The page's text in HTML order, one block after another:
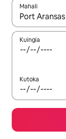
Mahali
Wakati
Kuingia
Kutoka